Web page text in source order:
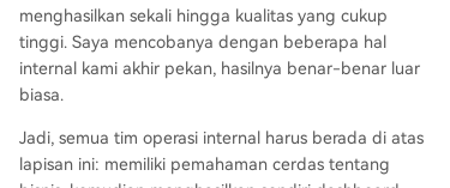
menghasilkan sekali hingga kualitas yang cukup
tinggi. Saya mencobanya dengan beberapa hal
internal kami akhir pekan, hasilnya benar-benar luar
biasa.
Jadi, semua tim operasi internal harus berada di atas
lapisan ini: memiliki pemahaman cerdas tentang